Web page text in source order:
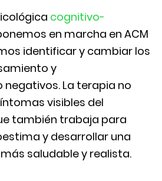
cognitivo-
en marcha en ACM
identificar y cambiar los
y
La terapia no
visibles del
también trabaja para
y desarrollar una
saludable y realista.